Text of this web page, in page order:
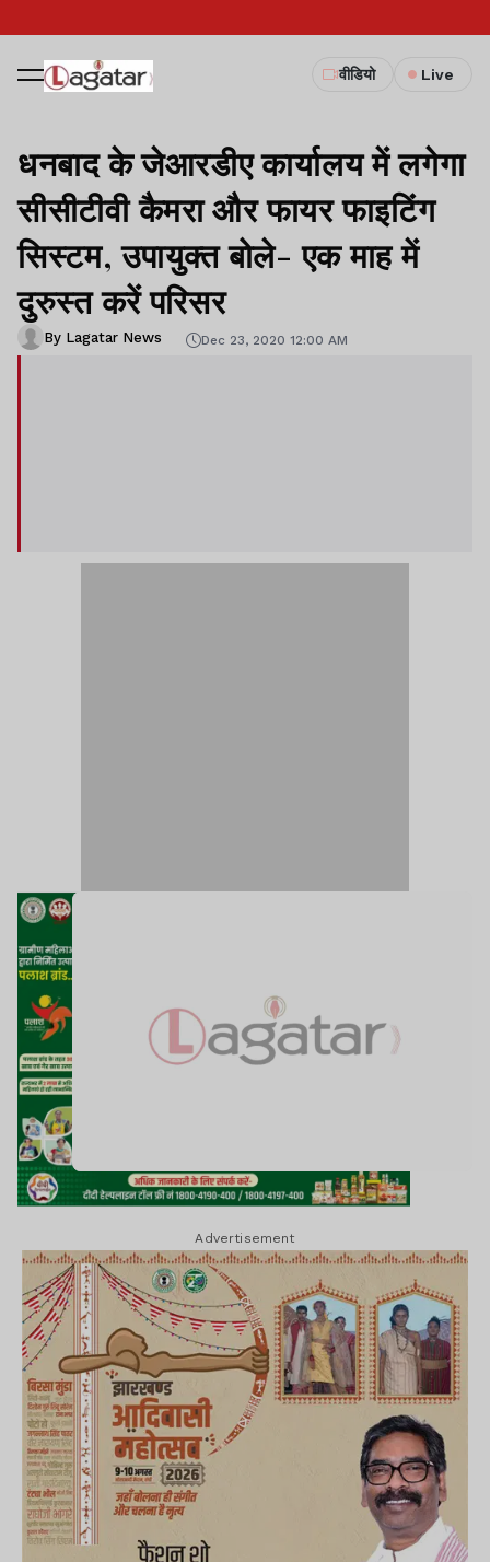
वीडियो Live
धनबाद के जेआरडीए कार्यालय में लगेगा
सीसीटीवी कैमरा और फायर फाइटिंग
सिस्टम, उपायुक्त बोले- एक माह में
दुरुस्त करें परिसर
By Lagatar News Dec 23, 2020 12:00 AM
Advertisement